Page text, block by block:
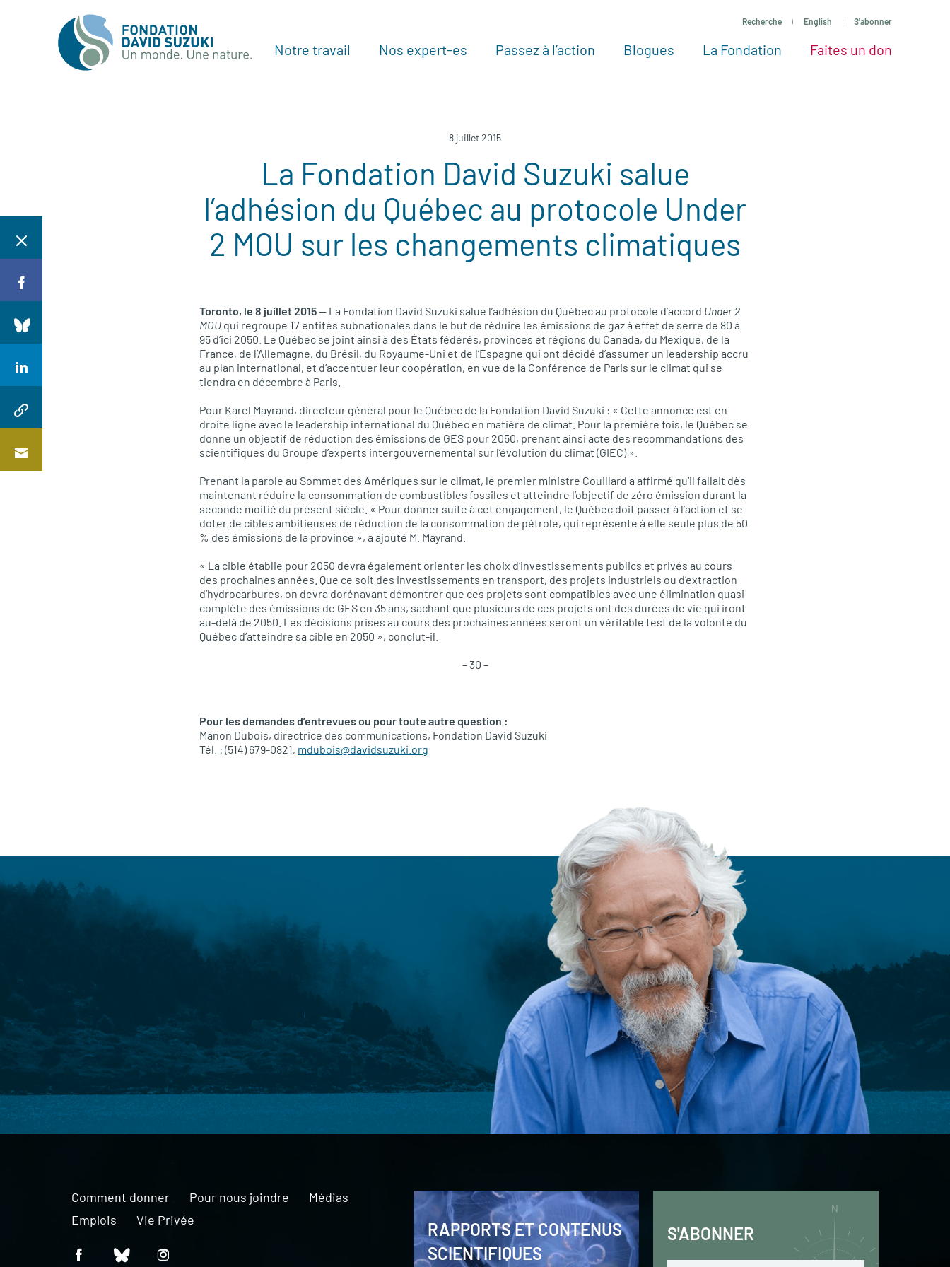
Recherche English S'abonner
Notre travail Voir tous les projets
Nos expert-es Nos Experts
Passez à l’action Passez à l’action
Blogues La FondationLa Fondation
Faites un don
Autres façons de faire un don
8 juillet 2015
La Fondation David Suzuki salue
l’adhésion du Québec au protocole Under
2 MOU sur les changements climatiques
Toronto, le 8 juillet 2015— La Fondation David Suzuki salue l’adhésion du Québec au protocole d’accord Under 2
MOU qui regroupe 17 entités subnationales dans le but de réduire les émissions de gaz à effet de serre de 80 à
95 d’ici 2050. Le Québec se joint ainsi à des États fédérés, provinces et régions du Canada, du Mexique, de la
France, de l’Allemagne, du Brésil, du Royaume-Uni et de l’Espagne qui ont décidé d’assumer un leadership accru
au plan international, et d’accentuer leur coopération, en vue de la Conférence de Paris sur le climat qui se
tiendra en décembre à Paris.
Pour Karel Mayrand, directeur général pour le Québec de la Fondation David Suzuki : « Cette annonce est en
droite ligne avec le leadership international du Québec en matière de climat. Pour la première fois, le Québec se
donne un objectif de réduction des émissions de GES pour 2050, prenant ainsi acte des recommandations des
scientifiques du Groupe d’experts intergouvernemental sur l’évolution du climat (GIEC) ».
Prenant la parole au Sommet des Amériques sur le climat, le premier ministre Couillard a affirmé qu’il fallait dès
maintenant réduire la consommation de combustibles fossiles et atteindre l’objectif de zéro émission durant la
seconde moitié du présent siècle. « Pour donner suite à cet engagement, le Québec doit passer à l’action et se
doter de cibles ambitieuses de réduction de la consommation de pétrole, qui représente à elle seule plus de 50
% des émissions de la province », a ajouté M. Mayrand.
« La cible établie pour 2050 devra également orienter les choix d’investissements publics et privés au cours
des prochaines années. Que ce soit des investissements en transport, des projets industriels ou d’extraction
d’hydrocarbures, on devra dorénavant démontrer que ces projets sont compatibles avec une élimination quasi
complète des émissions de GES en 35 ans, sachant que plusieurs de ces projets ont des durées de vie qui iront
au-delà de 2050. Les décisions prises au cours des prochaines années seront un véritable test de la volonté du
Québec d’atteindre sa cible en 2050 », conclut-il.
– 30 –
Pour les demandes d’entrevues ou pour toute autre question :
Manon Dubois, directrice des communications, Fondation David Suzuki
Tél. : (514) 679-0821, mdubois@davidsuzuki.org
RAPPORTS ET CONTENUS
SCIENTIFIQUES
S'ABONNER
Comment donner Pour nous joindre
Médias
Emplois
Vie Privée